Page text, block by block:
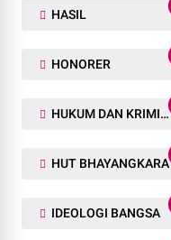
HASIL
HONORER
HUKUM DAN KRIMINAL
HUT BHAYANGKARA
IDEOLOGI BANGSA